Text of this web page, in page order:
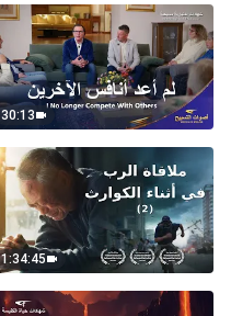
30:13
1:34:45